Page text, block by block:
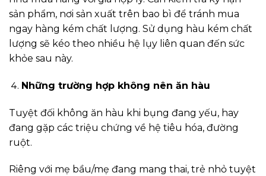
sản phẩm, nơi sản xuất trên bao bì để tránh mua
ngay hàng kém chất lượng. Sử dụng hàu kém chất
lượng sẽ kéo theo nhiều hệ lụy liên quan đến sức
khỏe sau này.
Những trường hợp không nên ăn hàu
Tuyệt đối không ăn hàu khi bụng đang yếu, hay
đang gặp các triệu chứng về hệ tiêu hóa, đường
ruột.
Riêng với mẹ bầu/mẹ đang mang thai, trẻ nhỏ tuyệt